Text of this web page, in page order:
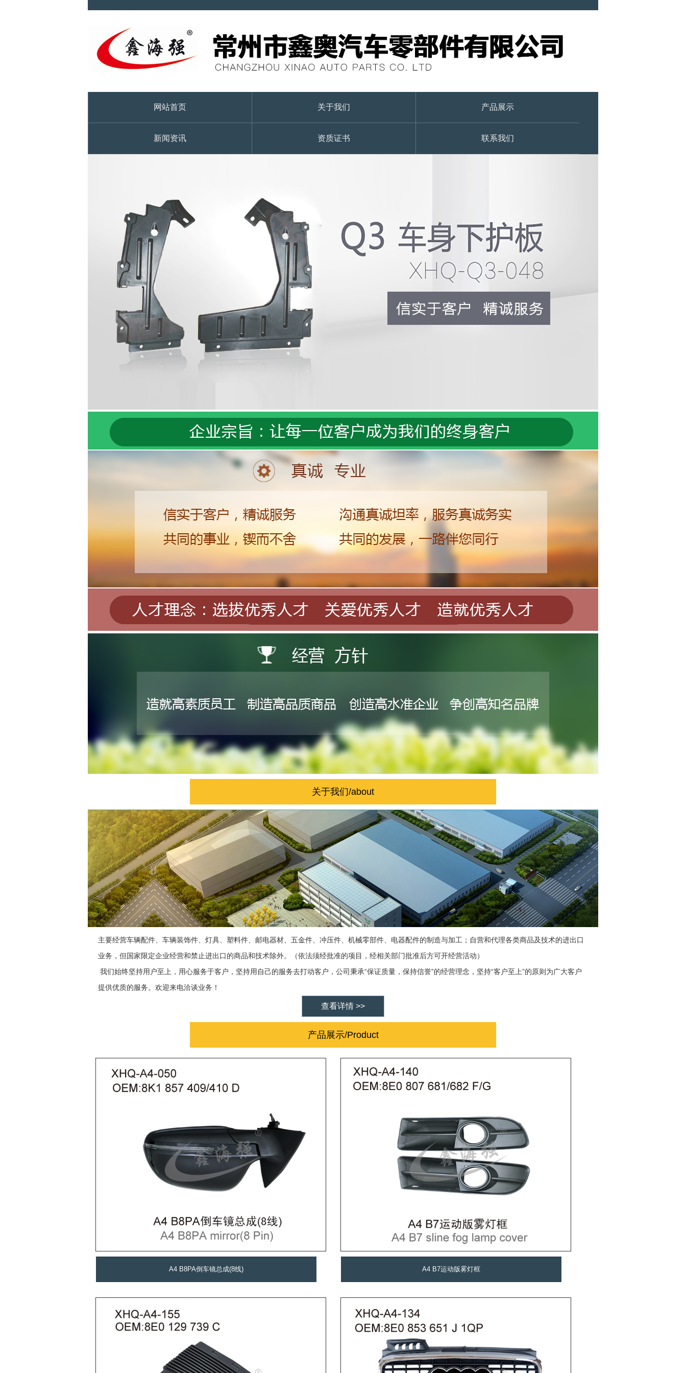
网站首页 关于我们 产品展示
新闻资讯 资质证书 联系我们
关于我们/about
主要经营车辆配件、车辆装饰件、灯具、塑料件、邮电器材、五金件、冲压件、机械零部件、电器配件的制造与加工；自营和代理各类商品及技术的进出口
业务，但国家限定企业经营和禁止进出口的商品和技术除外。（依法须经批准的项目，经相关部门批准后方可开经营活动）
我们始终坚持用户至上，用心服务于客户，坚持用自己的服务去打动客户，公司秉承“保证质量，保持信誉”的经营理念，坚持“客户至上”的原则为广大客户
提供优质的服务。欢迎来电洽谈业务！
查看详情 >>
产品展示/Product
A4 B8PA倒车镜总成(8线) A4 B7运动版雾灯框